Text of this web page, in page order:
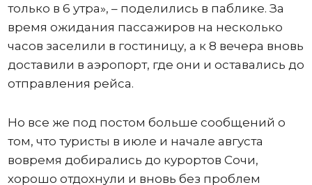
только в 6 утра», – поделились в паблике. За
время ожидания пассажиров на несколько
часов заселили в гостиницу, а к 8 вечера вновь
доставили в аэропорт, где они и оставались до
отправления рейса.
Но все же под постом больше сообщений о
том, что туристы в июле и начале августа
вовремя добирались до курортов Сочи,
хорошо отдохнули и вновь без проблем